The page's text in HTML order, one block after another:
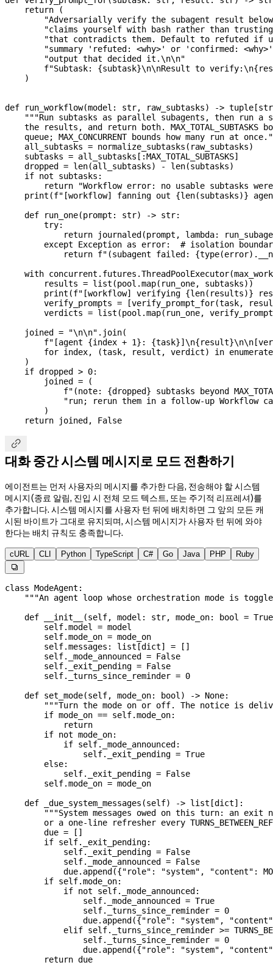
    return
(
"Adversarially verify the subagent result
"claims yourself with bash rather than
"that contradicts them. Default to refuted if
"summary 'refuted: <why>' or 'confirmed:
        "output that decided it.
\n\n"
        f
"Subtask: {subtask}\n\nResult to verify:\n{
    )
def run_workflow(model : str, raw_subtasks) -> tuple[str
"""Run subtasks as parallel subagents, then run a
the results, and return both. MAX_TOTAL_SUBTASKS
queue; MAX_CONCURRENT bounds how many run at
    all_subtasks
= normalize_subtasks(raw_subtasks)
    subtasks
= all_subtasks[:MAX_TOTAL_SUBTASKS]
    dropped
= len(all_subtasks) - len(subtasks)
    if
not subtasks:
        return
"Workflow error: no usable subtasks
    print
(f"[workflow] fanning out {len(subtasks)}
    def
run_one(prompt : str) -> str:
        try
:
            return
journaled(prompt, lambda:
        except
Exception as error: # isolation
            return
f"(subagent failed: {type(error).
    with
concurrent.futures.ThreadPoolExecutor(
        results
= list (pool.map(run_one, subtasks))
        print
(f"[workflow] verifying {len(results)}
        verify_prompts
= [verify_prompt_for(task,
        verdicts
= list (pool.map(run_one,
    joined
= "\n\n" .join(
        f
"[agent {index + 1} : {task}] \n{result}\n\n
        for
index, (task, result, verdict) in enumerate
    )
    if
dropped > 0:
        joined
= (
            f
"(note: {dropped} subtasks beyond
"run; rerun them in a follow-up Workflow
        )
    return
joined, False

대화 중간 시스템 메시지로 모드 전환하기
에이전트는 먼저 사용자의 메시지를 추가한 다음, 전송해야 할 시스템
메시지(종료 알림, 진입 시 전체 모드 텍스트, 또는 주기적 리프레셔)를
추가합니다. 시스템 메시지를 사용자 턴 뒤에 배치하면 그 앞의 모든 캐
시된 바이트가 그대로 유지되며, 시스템 메시지가 사용자 턴 뒤에 와야
한다는 배치 규칙도 충족합니다.
cURL CLI Python TypeScript C# Go Java PHP Ruby

class ModeAgent :
"""An agent loop whose orchestration mode is
    def
__init__ (self, model : str, mode_on: bool = True
        self
.model = model
        self
.mode_on = mode_on
        self
.messages: list[dict] = []
        self
._mode_announced = False
        self
._exit_pending = False
        self
._turns_since_reminder = 0
    def
set_mode(self, mode_on: bool ) -> None:
"""Turn the mode on or off. The notice is
        if
mode_on == self.mode_on:
            return
        if
not mode_on:
            if
self._mode_announced:
                self
._exit_pending = True
        else
:
            self
._exit_pending = False
        self
.mode_on = mode_on
    def
_due_system_messages (self) -> list[dict]:
"""System messages owed on this turn: an exit
or a one-line refresher every
        due
= []
        if
self._exit_pending:
            self
._exit_pending = False
            self
._mode_announced = False
            due.append({
"role" : "system" , "content" :
        if
self.mode_on:
            if
not self._mode_announced:
                self
._mode_announced = True
                self
._turns_since_reminder = 0
                due.append({
"role" : "system" ,
"content"
            elif
self._turns_since_reminder >=
                self
._turns_since_reminder = 0
                due.append({
"role" : "system" ,
"content"
        return
due